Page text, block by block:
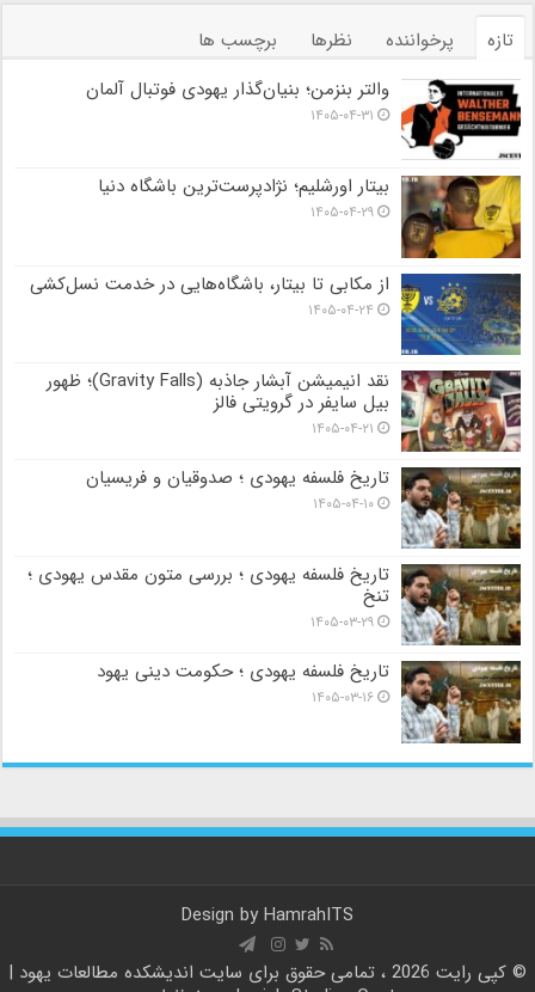
تازه پرخواننده نظرها
برچسب ها
والتر بنزمن؛ بنیان‌گذار یهودی فوتبال آلمان
۱۴۰۵-۰۴-۳۱
بیتار اورشلیم؛ نژادپرست‌ترین باشگاه دنیا
۱۴۰۵-۰۴-۲۹
از مکابی تا بیتار، باشگاه‌هایی در خدمت نسل‌کشی
۱۴۰۵-۰۴-۲۴
نقد انیمیشن آبشار جاذبه (Gravity Falls)؛ ظهور
بیل سایفر در گرویتی فالز
۱۴۰۵-۰۴-۲۱
تاریخ فلسفه یهودی ؛ صدوقیان و فریسیان
۱۴۰۵-۰۴-۱۰
تاریخ فلسفه یهودی ؛ بررسی متون مقدس یهودی ؛
تنخ
۱۴۰۵-۰۳-۲۹
تاریخ فلسفه یهودی ؛ حکومت دینی یهود
۱۴۰۵-۰۳-۱۶
Design by HamrahITS
© کپی رایت 2026 ، تمامی حقوق برای سایت
اندیشکده مطالعات یهود |